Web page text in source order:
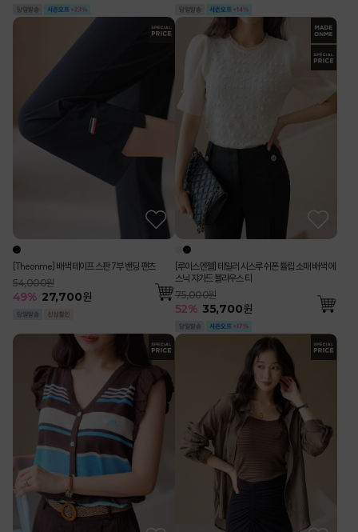
[Theonme] 배색 테이프 스판 7부 밴딩 팬츠
54,000원
49% 27,700원
[루이스엔젤] 테일러 시스루 쉬폰 튤립 소매 배색 에
스닉 쟈가드 블라우스 티
75,000원
52% 35,700원